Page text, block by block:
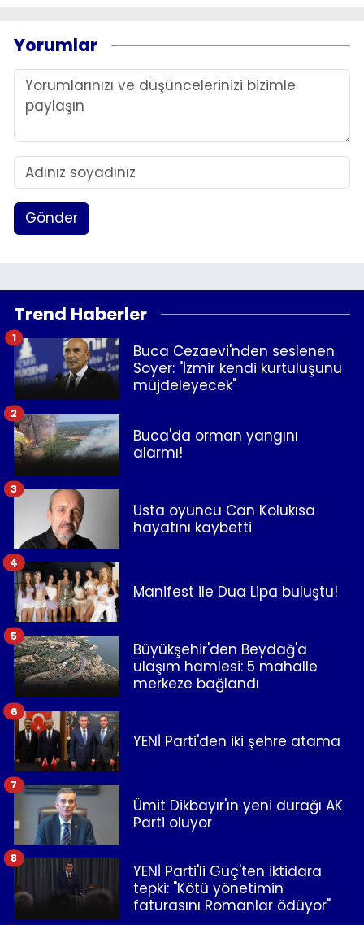
Yorumlar
Gönder
Trend Haberler
Buca Cezaevi'nden seslenen
Soyer: "İzmir kendi kurtuluşunu
müjdeleyecek"
1
Buca'da orman yangını
alarmı!
2
Usta oyuncu Can Kolukısa
hayatını kaybetti
3
Manifest ile Dua Lipa buluştu!
4
Büyükşehir'den Beydağ'a
ulaşım hamlesi: 5 mahalle
merkeze bağlandı
5
YENİ Parti'den iki şehre atama
6
Ümit Dikbayır'ın yeni durağı AK
Parti oluyor
7
YENİ Parti'li Güç'ten iktidara
tepki: "Kötü yönetimin
faturasını Romanlar ödüyor"
8